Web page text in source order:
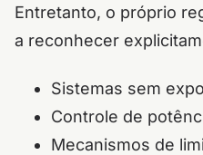
Entretanto, o próprio
a reconhecer
Sistemas sem
Controle de
Mecanismos de